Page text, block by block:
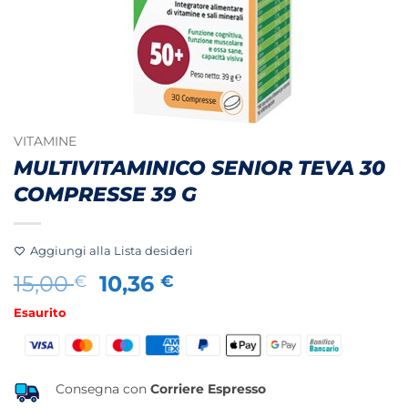
VITAMINE
MULTIVITAMINICO SENIOR TEVA 30
COMPRESSE 39 G
Aggiungi alla Lista desideri
15,00€
Il
era:
10,36€
attuale
è:
Esaurito
Consegna con Corriere Espresso